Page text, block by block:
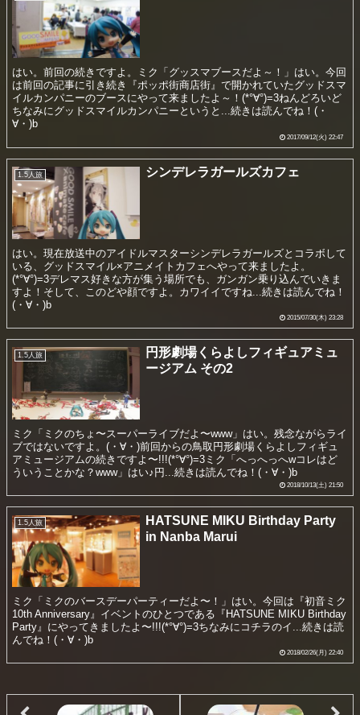
はい。前回の続きですよ。ミク「グッスマブースだよ～！」はい。今回
は前回の記事に引き続き『ポッポ街商店街』で開かれていたグッドスマ
イルカンパニーのブースにやって来ましたよ～！(*°∀°)=3ねんどろいど
ちなみにグッドスマイルカンパニーというと...続きは読んでね！(・
∀・)b
2017/09/12(火) 22:47
1.5人旅 シンデレラガールズカフェ
はい。現在放送中のアイドルマスターシンデレラガールズとコラボして
いる、グッドスマイル×アニメイトカフェへやって来ましたよ。
(*°∀°)=3デレマス好きな方が集う場所でも、ガンガン乗り込んでいきま
すよ！そして、このどや顔ですよ。カワイイですね...続きは読んでね！
(・∀・)b
2015/07/30(木) 23:28
1.5人旅
円形劇場くらよしフィギュアミュ
ージアム その2
ミク「ミクのちょ〜スーパーライブだよ〜www」はい。残念ながらライ
ブではないですよ。(・∀・)前回からの鳥取円形劇場くらよしフィギュ
アミュージアムの続きですよ〜!!!(*°∀°)=3ミク「へっへっへwコレはど
ういうことかな？www」はい♪円...続きは読んでね！(・∀・)b
2018/10/13(土) 21:50
1.5人旅
HATSUNE MIKU Birthday Party
in Nanba Marui
ミク「ミクのバースデーパーティーだよ〜！」はい。今回は『初音ミク
10th Anniversary』イベントのひとつである『HATSUNE MIKU Birthday
Party』にやってきましたよ〜!!!(*°∀°)=3ちなみにコチラのイ...続きは読
んでね！(・∀・)b
2018/02/26(月) 22:40